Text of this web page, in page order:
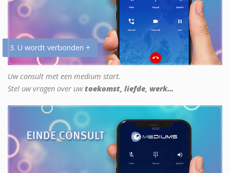
3. U wordt verbonden +
Uw consult met een medium start.
Stel uw vragen over uwtoekomst, liefde, werk...